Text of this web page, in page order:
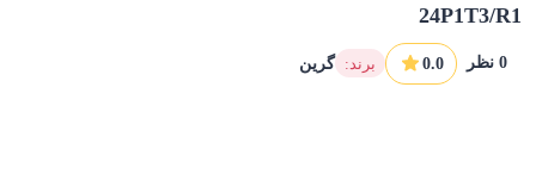
24P1T3/R1
گرین :برند 0.0 0 نظر